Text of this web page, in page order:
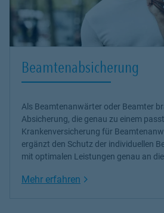
Beamtenabsicherung
Als Beamtenanwärter oder Beamter
Absicherung, die genau zu einem
Krankenversicherung für
ergänzt den Schutz der individuellen
mit optimalen Leistungen genau an
Mehr erfahren Link Opens in New